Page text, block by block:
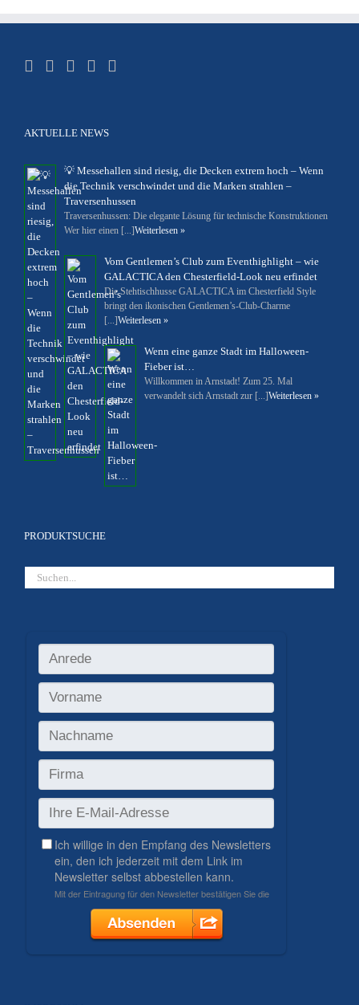
AKTUELLE NEWS
💡 Messehallen sind riesig, die Decken extrem hoch – Wenn
die Technik verschwindet und die Marken strahlen –
Traversenhussen
Traversenhussen: Die elegante Lösung für technische Konstruktionen
Wer hier einen [...]Weiterlesen »
Vom Gentlemen’s Club zum Eventhighlight – wie
GALACTICA den Chesterfield-Look neu erfindet
Die Stehtischhusse GALACTICA im Chesterfield Style
bringt den ikonischen Gentlemen’s-Club-Charme
[...]Weiterlesen »
Wenn eine ganze Stadt im Halloween-
Fieber ist…
Willkommen in Arnstadt! Zum 25. Mal
verwandelt sich Arnstadt zur [...]Weiterlesen »
PRODUKTSUCHE